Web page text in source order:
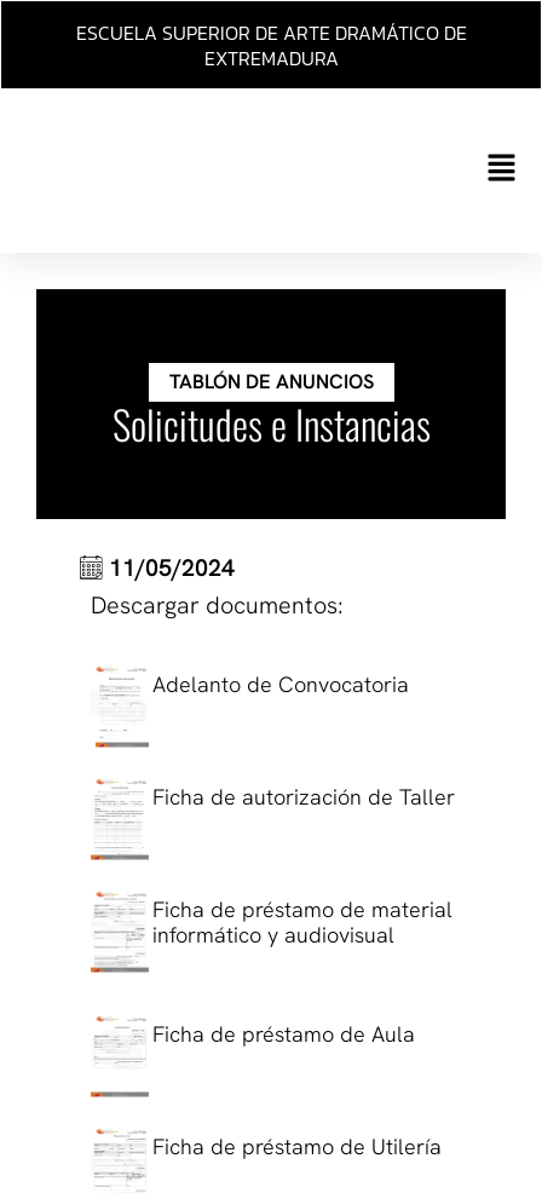
Ir
ESCUELA SUPERIOR DE ARTE DRAMÁTICO DE
EXTREMADURA
Main
TABLÓN DE ANUNCIOS
Solicitudes e Instancias
11/05/2024
Descargar documentos:
Adelanto de Convocatoria
Ficha de autorización de Taller
Ficha de préstamo de material
informático y audiovisual
Ficha de préstamo de Aula
Ficha de préstamo de Utilería